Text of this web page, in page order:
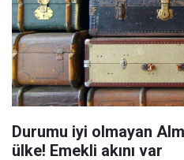
Durumu iyi olmayan
ülke! Emekli akını var